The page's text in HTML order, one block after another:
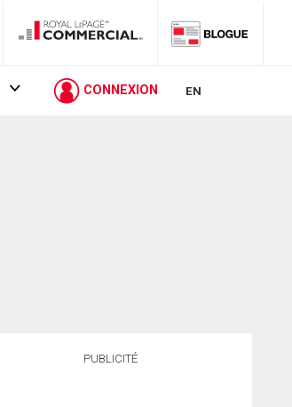
CONNEXION EN
PUBLICITÉ